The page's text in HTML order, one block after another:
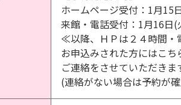
ホームページ受付：1月15
来館・電話受付：1月16日(
≪以降、ＨＰは２４時間
お申込みされた方にはこ
ご連絡をさせていただきま
(連絡がない場合は予約が